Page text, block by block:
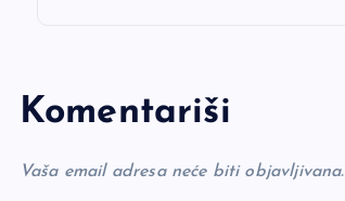
Komentariši
Vaša email adresa neće biti objavljivana.